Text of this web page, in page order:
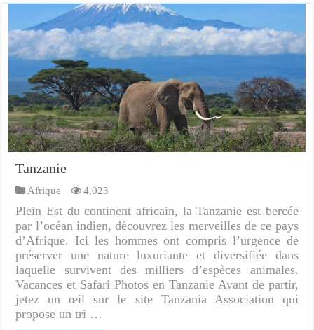
Tanzanie
Afrique 4,023
Plein Est du continent africain, la Tanzanie est bercée
par l’océan indien, découvrez les merveilles de ce pays
d’Afrique. Ici les hommes ont compris l’urgence de
préserver une nature luxuriante et diversifiée dans
laquelle survivent des milliers d’espèces animales.
Vacances et Safari Photos en Tanzanie Avant de partir,
jetez un œil sur le site Tanzania Association qui
propose un tri …